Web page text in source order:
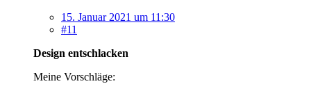
15. Januar 2021 um 11:30
#11
Design entschlacken
Meine Vorschläge: